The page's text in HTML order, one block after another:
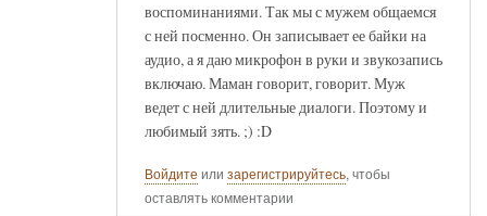
воспоминаниями. Так мы с мужем общаемся
с ней посменно. Он записывает ее байки на
аудио, а я даю микрофон в руки и звукозапись
включаю. Маман говорит, говорит. Муж
ведет с ней длительные диалоги. Поэтому и
любимый зять. ;) :D
Войдите или зарегистрируйтесь, чтобы
оставлять комментарии